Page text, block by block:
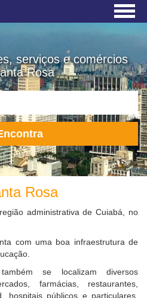
serviços e comércios
Rosa
Rosa
administrativa de Cuiabá, no
com uma boa infraestrutura de
se localizam diversos
farmácias, restaurantes,
hospitais públicos e particulares,